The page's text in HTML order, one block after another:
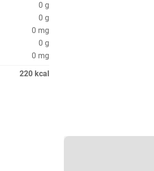
0 g
0 g
0 mg
0 g
0 mg
220 kcal